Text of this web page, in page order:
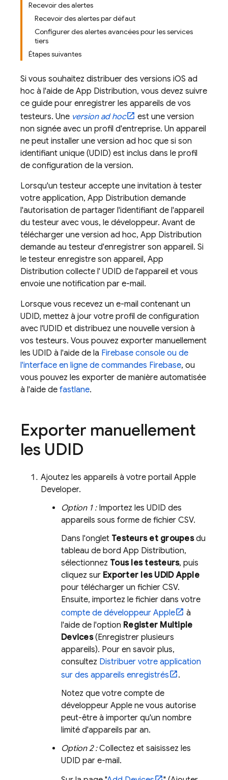
Recevoir des alertes
Recevoir des alertes par défaut
Configurer des alertes avancées pour les services
tiers
Étapes suivantes
Si vous souhaitez distribuer des versions iOS ad
hoc à l'aide de App Distribution, vous devez suivre
ce guide pour enregistrer les appareils de vos
testeurs. Une version ad hoc
est une version
non signée avec un profil d'entreprise. Un appareil
ne peut installer une version ad hoc que si son
identifiant unique (UDID) est inclus dans le profil
de configuration de la version.
Lorsqu'un testeur accepte une invitation à tester
votre application, App Distribution demande
l'autorisation de partager l'identifiant de l'appareil
du testeur avec vous, le développeur. Avant de
télécharger une version ad hoc, App Distribution
demande au testeur d'enregistrer son appareil. Si
le testeur enregistre son appareil, App
Distribution collecte l' UDID de l'appareil et vous
envoie une notification par e-mail.
Lorsque vous recevez un e-mail contenant un
UDID, mettez à jour votre profil de configuration
avec l'UDID et distribuez une nouvelle version à
vos testeurs. Vous pouvez exporter manuellement
les UDID à l'aide de la Firebase console ou de
l'interface en ligne de commandes Firebase, ou
vous pouvez les exporter de manière automatisée
à l'aide de fastlane.
Exporter manuellement
les UDID
Ajoutez les appareils à votre portail Apple
Developer.
Option 1 : Importez les UDID des
appareils sous forme de fichier CSV.
Dans l'onglet Testeurs et groupesdu
tableau de bord App Distribution,
sélectionnez Tous les testeurs, puis
cliquez sur Exporter les UDID Apple
pour télécharger un fichier CSV.
Ensuite, importez le fichier dans votre
compte de développeur Apple
à
l'aide de l'option Register Multiple
Devices(Enregistrer plusieurs
appareils). Pour en savoir plus,
consultez Distribuer votre application
sur des appareils enregistrés
.
Notez que votre compte de
développeur Apple ne vous autorise
peut-être à importer qu'un nombre
limité d'appareils par an.
Option 2 :Collectez et saisissez les
UDID par e-mail.